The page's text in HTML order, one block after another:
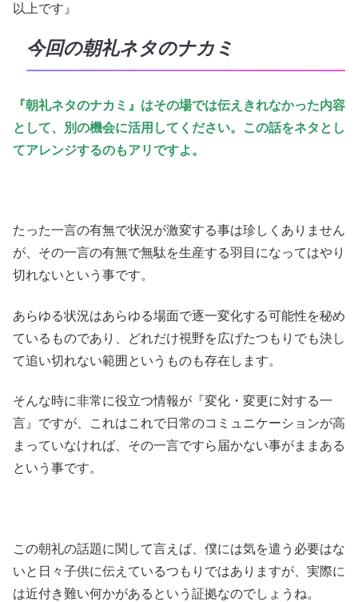
以上です』
今回の朝礼ネタのナカミ
『朝礼ネタのナカミ』はその場では伝えきれなかった内容
として、別の機会に活用してください。この話をネタとし
てアレンジするのもアリですよ。
たった一言の有無で状況が激変する事は珍しくありません
が、その一言の有無で無駄を生産する羽目になってはやり
切れないという事です。
あらゆる状況はあらゆる場面で逐一変化する可能性を秘め
ているものであり、どれだけ視野を広げたつもりでも決し
て追い切れない範囲というものも存在します。
そんな時に非常に役立つ情報が『変化・変更に対する一
言』ですが、これはこれで日常のコミュニケーションが高
まっていなければ、その一言ですら届かない事がままある
という事です。
この朝礼の話題に関して言えば、僕には気を遣う必要はな
いと日々子供に伝えているつもりではありますが、実際に
は近付き難い何かがあるという証拠なのでしょうね。